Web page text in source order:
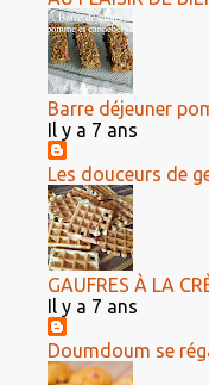
Barre déjeuner
Il y a 7 ans
Les douceurs de
GAUFRES À LA
Il y a 7 ans
Doumdoum se